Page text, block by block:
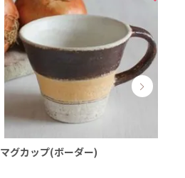
マグカップ(ボーダー)